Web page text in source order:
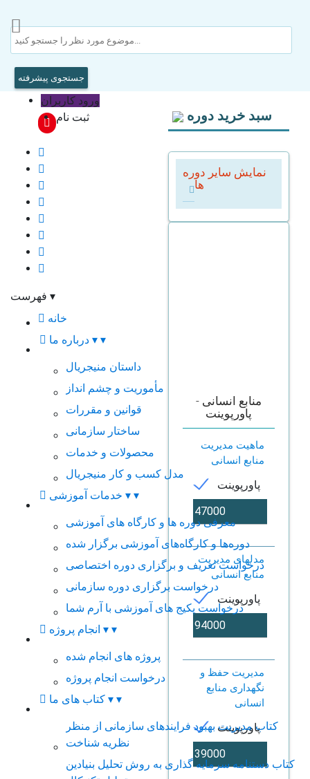
جستجوی پیشرفته
ورود کاربران
ثبت نام
▾
خانه
▾ ▾
داستان منیجریال
مأموریت و چشم انداز
قوانین و مقررات
ساختار سازمانی
محصولات و خدمات
مدل کسب و کار منیجریال
▾ ▾
معرفی دوره ها و کارگاه های آموزشی
دوره‌ها و کارگاه‌های آموزشی برگزار شده
درخواست تعریف و برگزاری دوره اختصاصی
درخواست برگزاری دوره سازمانی
درخواست پکیج های آموزشی با آرم شما
▾ ▾
پروژه های انجام شده
درخواست انجام پروژه
▾ ▾
کتاب مدیریت بهبود فرایندهای سازمانی از منظر
نظریه شناخت
کتاب دستنامه سرمایه گذاری به روش تحلیل بنیادین
سبد خرید دوره
نمایش سایر دوره
ها
منابع انسانی -
پاورپوینت
ماهیت مدیریت
منابع انسانی
پاورپوینت
مدلهای مدیریت
منابع انسانی
پاورپوینت
مدیریت حفظ و
نگهداری منابع
انسانی
پاورپوینت